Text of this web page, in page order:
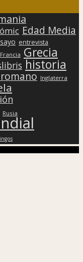
Edad Media
entrevista
Francia Grecia
historia
Inglaterra
Rusia